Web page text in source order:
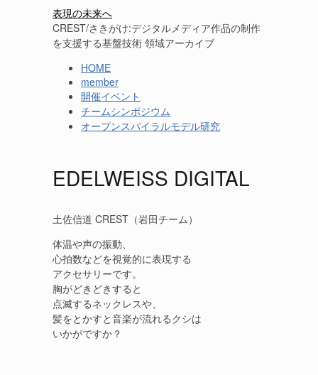
表現の未来へ
CREST/さきがけ:デジタルメディア作品の制作
を支援する基盤技術 領域アーカイブ
HOME
member
開催イベント
チームシンポジウム
オープンスパイラルモデル研究
EDELWEISS DIGITAL
土佐信道 CREST（岩田チーム）
体温や声の振動、
心拍数などを視覚的に表現する
アクセサリーです。
胸がどきどきすると
点滅するネックレスや、
髪をとかすと音楽が流れるクシは
いかがですか？